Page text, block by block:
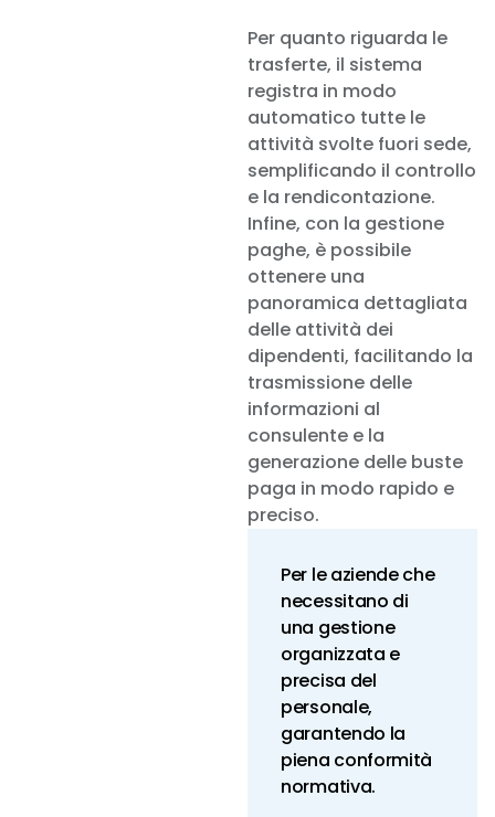
Per quanto riguarda le
trasferte, il sistema
registra in modo
automatico tutte le
attività svolte fuori sede,
semplificando il controllo
e la rendicontazione.
Infine, con la gestione
paghe, è possibile
ottenere una
panoramica dettagliata
delle attività dei
dipendenti, facilitando la
trasmissione delle
informazioni al
consulente e la
generazione delle buste
paga in modo rapido e
preciso.
Per le aziende che
necessitano di
una gestione
organizzata e
precisa del
personale,
garantendo la
piena conformità
normativa.